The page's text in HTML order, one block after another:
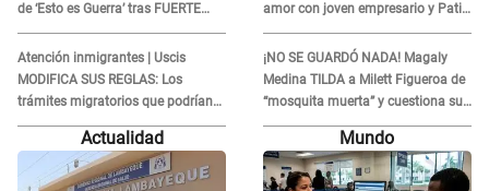
de ‘Esto es Guerra’ tras FUERTE
ENFRENTAMIENTO con Gabriel
Moisés: “Gracias”
Atención inmigrantes | Uscis
MODIFICA SUS REGLAS: Los
trámites migratorios que podrían
necesitar tu prueba de ADN
amor con joven empresario y Pati
Lorena la ECHA en VIVO
¡NO SE GUARDÓ NADA! Magaly
Medina TILDA a Milett Figueroa de
“mosquita muerta” y cuestiona su
RECONCILIACIÓN con Marcelo
Tinelli en TV argentina
Actualidad Mundo